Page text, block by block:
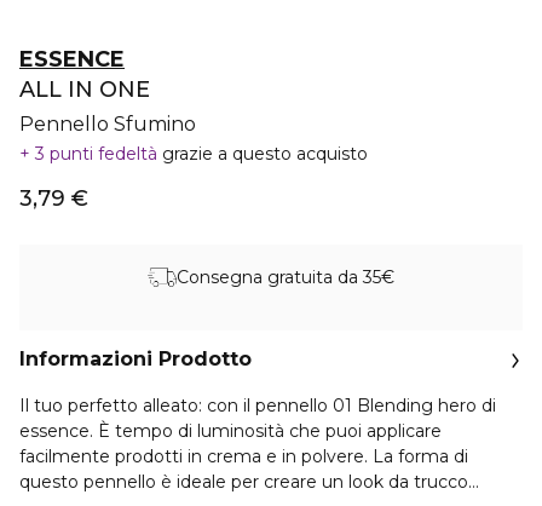
ESSENCE
ALL IN ONE
Pennello Sfumino
3 punti fedeltà grazie a questo acquisto
3,79 €
Consegna gratuita da 35€
Informazioni Prodotto
Il tuo perfetto alleato: con il pennello 01 Blending hero di
essence. È tempo di luminosità che puoi applicare
facilmente prodotti in crema e in polvere. La forma di
questo pennello è ideale per creare un look da trucco